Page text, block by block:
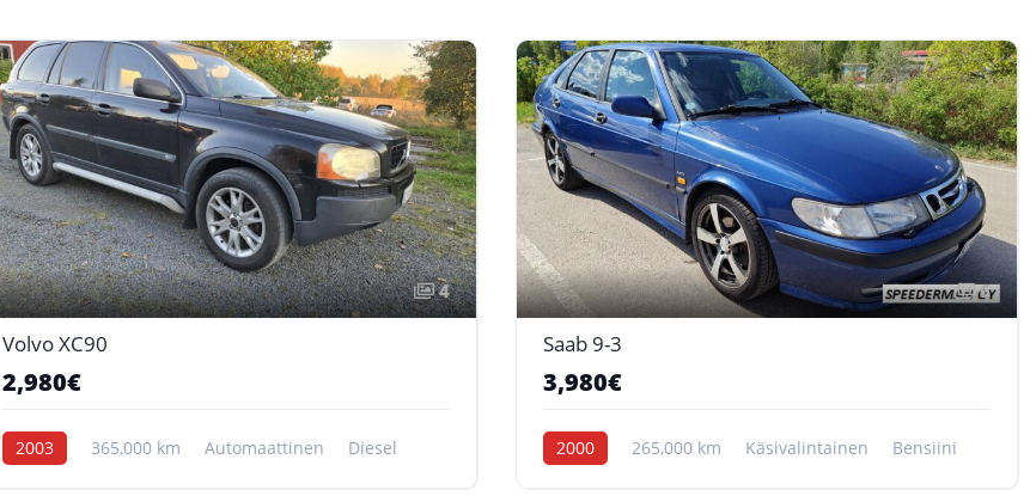
4
Volvo XC90
2,980€
2003 365,000 km Automaattinen Diesel
6
Saab 9-3
3,980€
2000 265,000 km Käsivalintainen Bensiini